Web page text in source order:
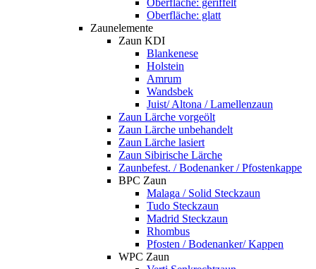
Oberfläche: glatt
Zaunelemente
Zaun KDI
Blankenese
Holstein
Amrum
Wandsbek
Juist/ Altona / Lamellenzaun
Zaun Lärche vorgeölt
Zaun Lärche unbehandelt
Zaun Lärche lasiert
Zaun Sibirische Lärche
Zaunbefest. / Bodenanker / Pfostenkappe
BPC Zaun
Malaga / Solid Steckzaun
Tudo Steckzaun
Madrid Steckzaun
Rhombus
Pfosten / Bodenanker/ Kappen
WPC Zaun